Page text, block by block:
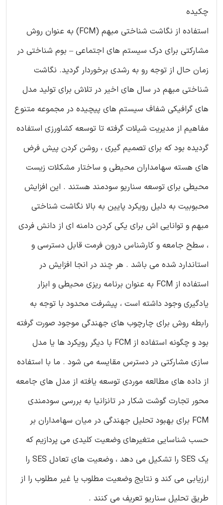
چکیده
استفاده از نگاشت شناختی مبهم (FCM) به عنوان روش
مشارکتی برای درک سیستم های اجتماعی – بوم شناختی در
زمان حال از توجه رو به رشدی برخوردار گردید. نگاشت
شناختی مبهم در سال های اخیر در تلاش برای تولید مدل
های گرافیکی شفاف سیستم های پیچیده در مجموعه متنوع
مفاهیم از مدیریت شیلات گرفته تا توسعه کشاورزی استفاده
گردیده بود که برای تصمیم گیری ، روشن کردن پیش فرض
های هسته سهامداران محیطی و ساختار مشکلات زیست
محیطی برای توسعه سناریو سودمند هستند . این افزایش
محبوبیت به دلیل رویکرد پایین به بالا نگاشت شناختی
مبهم و توانایی اش برای یکی کردن دامنه ای از دانش فردی
، سطح جامعه و کارشناس درون فرمت قابل دسترسی و
استاندارد شده می باشد . هر چند در انجا افزایش در
استفاده از FCM به عنوان برنامه ریزی محیطی و ابزار
یادگیری وجود داشته است ، پیشرفت محدود با توجه به
رابطه روش برای چارچوب های جهندگی موجود صورت گرفته
بود و چگونه استفاده از FCM با دیگر رویکرد ها یا مدل
سازی مشارکتی در دسترس مقایسه می شود . ما با استفاده
از داده های مطالعه موردی توسعه یافته از مدل های جامعه
محور تجارت گوشت شکار در تانزانیا به بررسی سودمندی
FCM برای بهبود تحلیل جهندگی در میان سهامداران بر
حسب شناسایی متغیرهای وضعیت کلیدی می پردازیم که
یک SES را تشکیل می دهد ، وضعیت های تعادل SES را
ارزیابی می کند و نتایج وضعیت مطلوب یا غیر مطلوب را از
طریق تحلیل سناریو تعریف می کنند .